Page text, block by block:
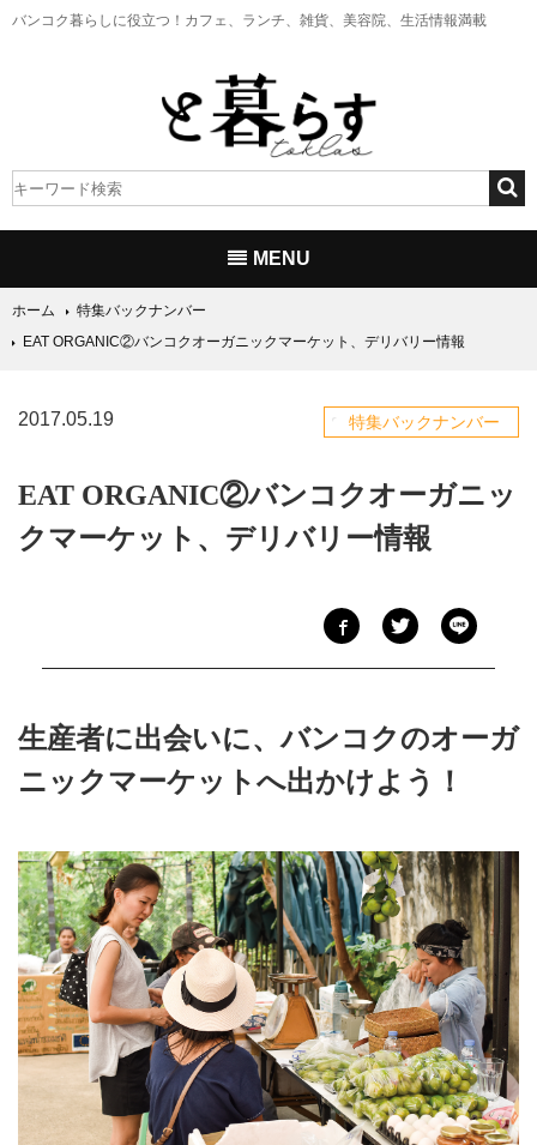
バンコク暮らしに役立つ！ カフェ、ランチ、雑貨、美容院、生活情報満載
MENU
ホーム
特集バックナンバー
EAT ORGANIC②バンコクオーガニックマーケット、デリバリー情報
2017.05.19 特集バックナンバー
EAT ORGANIC②バンコクオーガニッ
クマーケット、デリバリー情報
生産者に出会いに、バンコクのオーガ
ニックマーケットへ出かけよう！